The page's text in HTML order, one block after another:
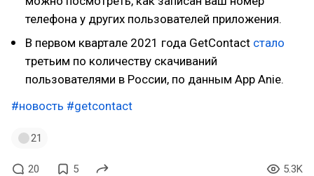
телефона у других пользователей приложения.
В первом квартале 2021 года GetContact стало
третьим по количеству скачиваний
пользователями в России, по данным App Anie.
#новость #getcontact
21
20 5 5.3K